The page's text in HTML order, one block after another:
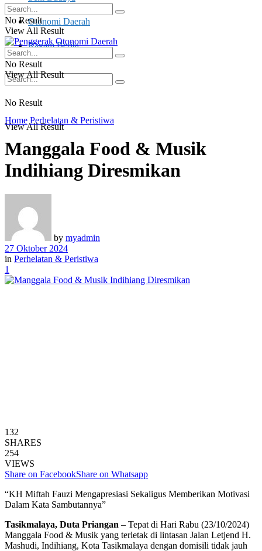
Otonomi Daerah
Ragam Berita
No Result
View All Result
No Result
View All Result
No Result
View All Result
Home Perhelatan & Peristiwa
Manggala Food & Musik
Indihiang Diresmikan
by myadmin
27 Oktober 2024
in Perhelatan & Peristiwa
1
132
SHARES
254
VIEWS
Share on FacebookShare on Whatsapp
“KH Miftah Fauzi Mengapresiasi Sekaligus Memberikan Motivasi
Dalam Kata Sambutannya”
Tasikmalaya, Duta Priangan – Tepat di Hari Rabu (23/10/2024)
Manggala Food & Musik yang terletak di lintasan Jalan Letjend H.
Mashudi, Indihiang, Kota Tasikmalaya dengan domisili tidak jauh